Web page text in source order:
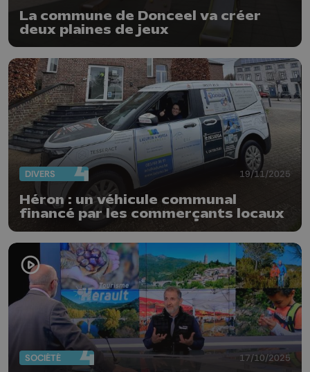
La commune de Donceel va créer
deux plaines de jeux
DIVERS 19/11/2025
Héron : un véhicule communal
financé par les commerçants locaux
SOCIÉTÉ 17/10/2025